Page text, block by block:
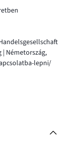
| Németország,
lepni/